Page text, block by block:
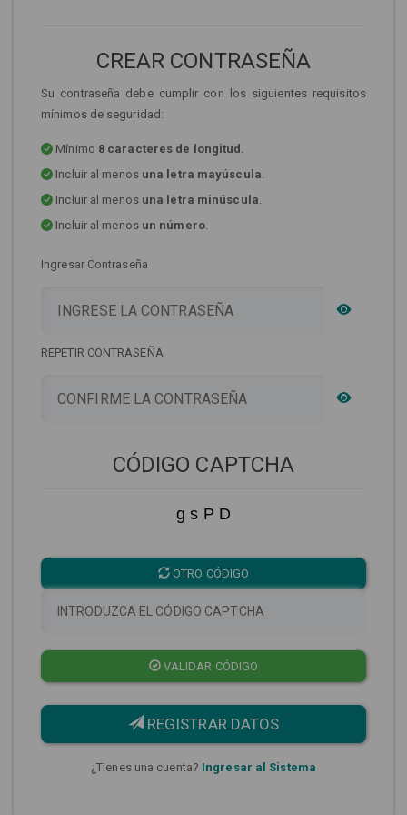
CREAR CONTRASEÑA
Su contraseña debe cumplir con los siguientes requisitos
mínimos de seguridad:
Mínimo 8 caracteres de longitud.
Incluir al menos una letra mayúscula.
Incluir al menos una letra minúscula.
Incluir al menos un número.
Ingresar Contraseña
REPETIR CONTRASEÑA
CÓDIGO CAPTCHA
g s P D
OTRO CÓDIGO
VALIDAR CÓDIGO
REGISTRAR DATOS
¿Tienes una cuenta? Ingresar al Sistema